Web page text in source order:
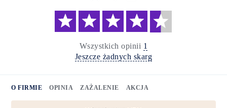
Wszystkich opinii 1
Jeszcze żadnych skarg
O FIRMIE OPINIA ZAŻALENIE AKCJA